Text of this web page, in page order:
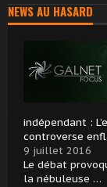
NEWS AU HASARD
indépendant :
controverse
9 juillet 2016
Le débat
la nébuleuse …